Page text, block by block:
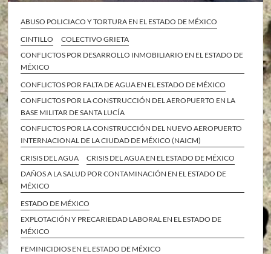
ABUSO POLICIACO Y TORTURA EN EL ESTADO DE MÉXICO
CINTILLO
COLECTIVO GRIETA
CONFLICTOS POR DESARROLLO INMOBILIARIO EN EL ESTADO DE
MÉXICO
CONFLICTOS POR FALTA DE AGUA EN EL ESTADO DE MÉXICO
CONFLICTOS POR LA CONSTRUCCIÓN DEL AEROPUERTO EN LA
BASE MILITAR DE SANTA LUCÍA
CONFLICTOS POR LA CONSTRUCCIÓN DEL NUEVO AEROPUERTO
INTERNACIONAL DE LA CIUDAD DE MÉXICO (NAICM)
CRISIS DEL AGUA
CRISIS DEL AGUA EN EL ESTADO DE MÉXICO
DAÑOS A LA SALUD POR CONTAMINACIÓN EN EL ESTADO DE
MÉXICO
ESTADO DE MÉXICO
EXPLOTACIÓN Y PRECARIEDAD LABORAL EN EL ESTADO DE
MÉXICO
FEMINICIDIOS EN EL ESTADO DE MÉXICO